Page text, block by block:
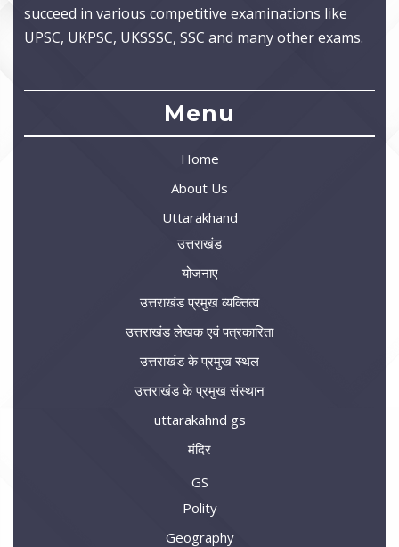
succeed in various competitive examinations like
UPSC, UKPSC, UKSSSC, SSC and many other exams.
Menu
Home
About Us
Uttarakhand
उत्तराखंड
योजनाए
उत्तराखंड प्रमुख व्यक्तित्व
उत्तराखंड लेखक एवं पत्रकारिता
उत्तराखंड के प्रमुख स्थल
उत्तराखंड के प्रमुख संस्थान
uttarakahnd gs
मंदिर
GS
Polity
Geography